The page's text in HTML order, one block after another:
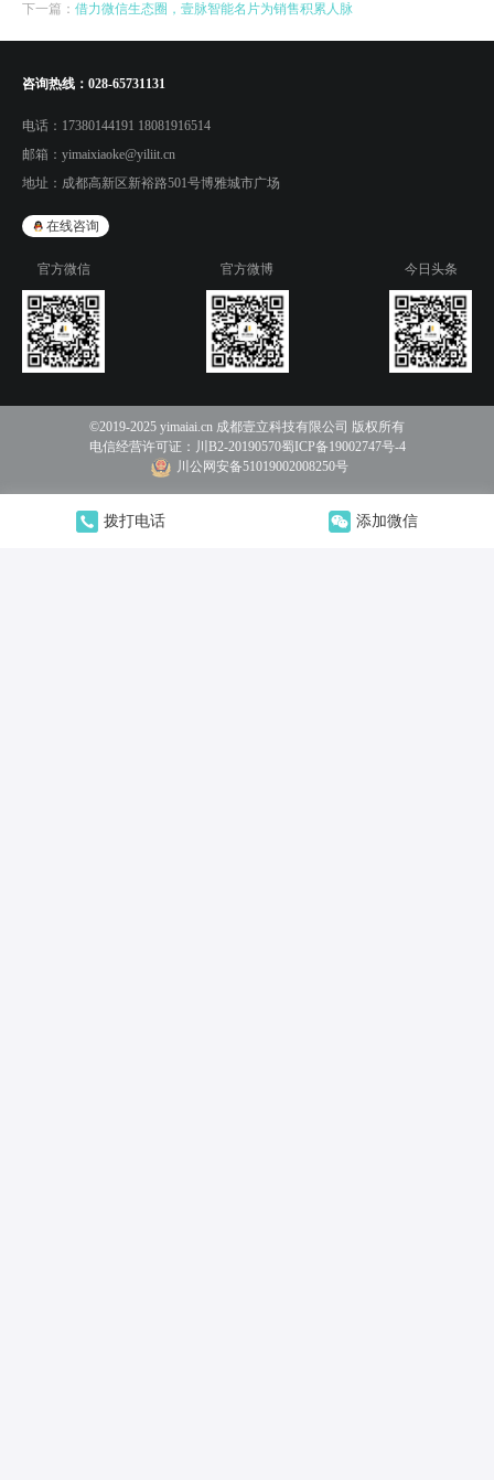
下一篇： 借力微信生态圈，壹脉智能名片为销售积累人脉
拨打电话 添加微信
咨询热线： 028-65731131
电话： 17380144191 18081916514
邮箱： yimaixiaoke@yiliit.cn
地址： 成都高新区新裕路501号博雅城市广场
在线咨询
官方微信 官方微博 今日头条
©2019-2025 yimaiai.cn 成都壹立科技有限公司 版权所有
电信经营许可证： 川B2-20190570蜀ICP备19002747号-4
川公网安备51019002008250号